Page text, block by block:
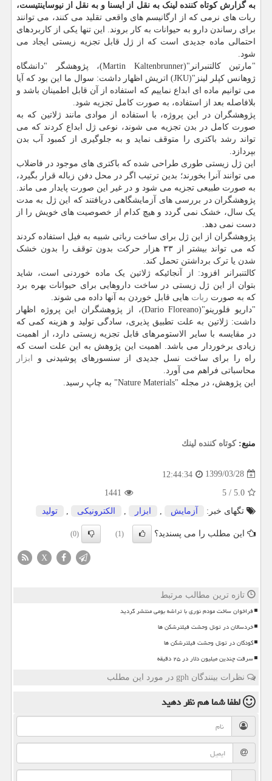
به گزارش کوتاه کننده لینک به نقل از ایسنا و به نقل از نیوساینتیست،
ربات های نرمی که از ارگانیسم های واقعی تقلید می کنند، می توانند
برای رساندن دارو به حیوانات به کار بروند. این تنها یکی از کاربردهای
احتمالی ماده جدیدی است که از ژل قابل تجزیه زیستی ایجاد می
شود.
"مارتین کالتنبرانر"(Martin Kaltenbrunner)، پژوهشگر "دانشگاه
ژوهانس کپلر لینز"(JKU) اتریش اظهار داشت: سوال ما این بود که آیا
می توانیم ماده ای ابداع نماییم که استفاده از آن قابل اطمینان باشد و
بلافاصله بعد از استفاده، به صورت کامل تجزیه شود.
پژوهشگران در این پروژه، با استفاده از موادی مانند ژلاتین که به
صورت کامل در بدن تجزیه می شوند، نوعی ژل ابداع کردند که می
تواند رشد باکتری را متوقف نماید و به جلوگیری از کمبود آب بدن
بپردازد.
این ژل زیستی طوری طراحی شده که باکتری های موجود در فاضلاب
می توانند آنرا بخورند؛ بدین ترتیب اگر در محل دفن زباله قرار بگیرد،
به صورت طبیعی تجزیه می شود و در غیر این صورت پایدار می ماند.
پژوهشگران در بررسی های آزمایشگاهی دریافتند که این ژل به مدت
یک سال، خشک نمی گردد و هیچ کدام از خصوصیت های خویش را از
دست نمی دهد.
پژوهشگران از این ژل برای ساخت رباتی شبیه به فیل استفاده کردند
که می تواند بیشتر از ۳۳ هزار حرکت بدون توقف را بدون خشک
شدن یا ترک برداشتن تحمل کند.
کالتنبرانر افزود: از آنجائیکه ژلاتین یک ماده خوردنی است، شاید
بتوان از این ژل زیستی در ساخت داروهایی برای حیوانات بهره برد
که به صورت ربات هایی قابل خوردن به آنها داده می شوند.
"داریو فلورینو"(Dario Floreano)، از پژوهشگران این پروژه اظهار
داشت: ژلاتین به علت تطبیق پذیری، سادگی تولید و هزینه کمی که
در مقایسه با سایر الاستومرهای قابل تجزیه زیستی دارد، از اهمیت
زیادی برخوردار می باشد. اهمیت این پژوهش به این علت است که
راه را برای ساخت نسل جدیدی از سنسورهای پوشیدنی و
ابزار
محاسباتی فراهم می آورد.
این پژوهش، در مجله "Nature Materials" به چاپ رسید.
منبع: كوتاه كننده لینك
1399/03/28
12:44:34
5.0
/
5
1441
تگهای خبر:
آزمایش , ابزار , الكترونیكی , تولید
این مطلب را می پسندید؟ (1)
(0)
X
تازه ترین مطالب مرتبط
فراخوان ساخت مودم نوری با تراشه بومی منتشر گردید
خردسالان در تونل وحشت فیلترشکن ها
کودکان در تونل وحشت فیلترشکن ها
سرقت چندین میلیون دلار در ۲۵ دقیقه
نظرات بینندگان gph در مورد این مطلب
لطفا شما همنظر دهید